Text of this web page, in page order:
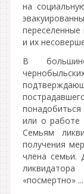
на
и их
В
или о работе
Семьям
получения
члена семьи.
«посмертно» ...